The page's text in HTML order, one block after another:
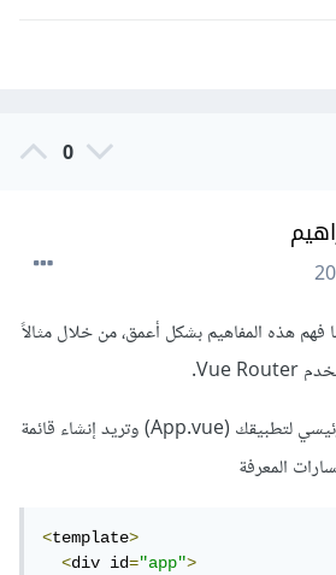
0
فهم هذه المفاهيم بشكل أعمق، من خلال مثالاً
لنفترض أن لديك المكون الرئيسي لتطبيقك (App.vue) وتريد إنشاء قائمة
المعرفة
<template>
<div id="app">